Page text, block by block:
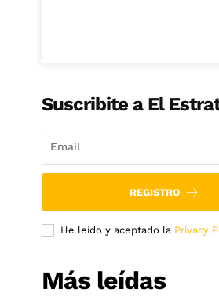
Suscribite a El
REGISTRO
He leído y aceptado la Privacy
Más leídas